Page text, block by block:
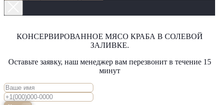
КОНСЕРВИРОВАННОЕ МЯСО КРАБА В СОЛЕВОЙ
ЗАЛИВКЕ.
Оставьте заявку, наш менеджер вам перезвонит в течение 15
минут